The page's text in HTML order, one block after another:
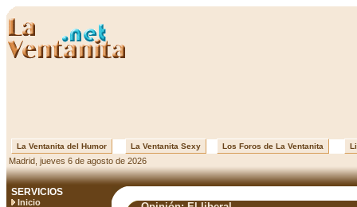
La Ventanita del Humor La Ventanita Sexy Los Foros de La Ventanita
Madrid, jueves 6 de agosto de 2026
SERVICIOS
Inicio